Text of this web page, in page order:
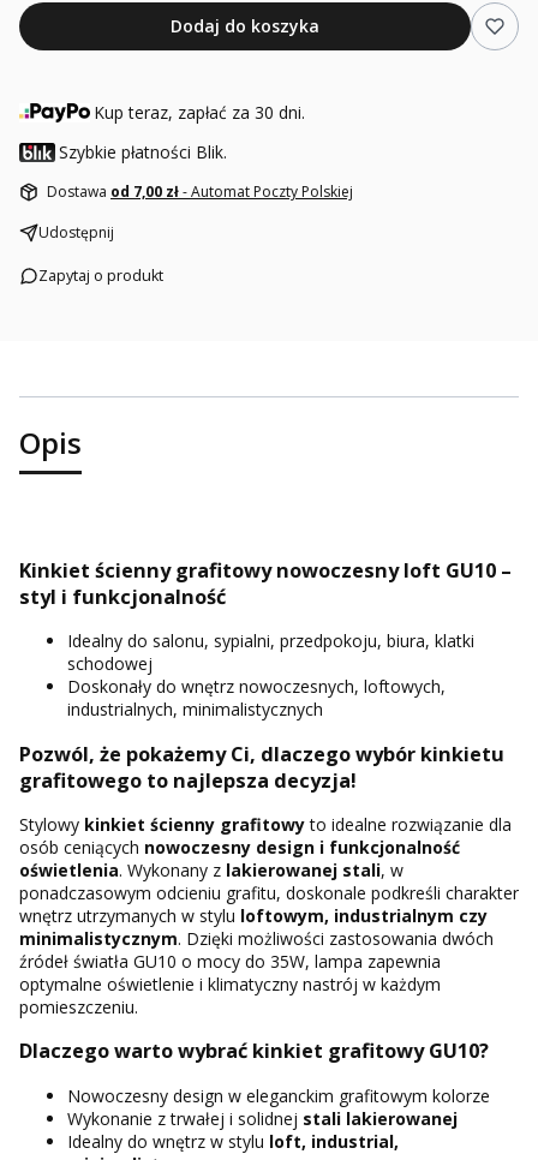
Dodaj do koszyka
Kup teraz, zapłać za 30 dni.
Szybkie płatności Blik.
Dostawa od 7,00 zł- Automat Poczty Polskiej
Udostępnij
Zapytaj o produkt
Opis
Kinkiet ścienny grafitowy nowoczesny loft GU10 –
styl i funkcjonalność
Idealny do salonu, sypialni, przedpokoju, biura, klatki
schodowej
Doskonały do wnętrz nowoczesnych, loftowych,
industrialnych, minimalistycznych
Pozwól, że pokażemy Ci, dlaczego wybór kinkietu
grafitowego to najlepsza decyzja!
Stylowy kinkiet ścienny grafitowyto idealne rozwiązanie dla
osób ceniących nowoczesny design i funkcjonalność
oświetlenia. Wykonany z lakierowanej stali, w
ponadczasowym odcieniu grafitu, doskonale podkreśli charakter
wnętrz utrzymanych w stylu loftowym, industrialnym czy
minimalistycznym. Dzięki możliwości zastosowania dwóch
źródeł światła GU10 o mocy do 35W, lampa zapewnia
optymalne oświetlenie i klimatyczny nastrój w każdym
pomieszczeniu.
Dlaczego warto wybrać kinkiet grafitowy GU10?
Nowoczesny design w eleganckim grafitowym kolorze
Wykonanie z trwałej i solidnej stali lakierowanej
Idealny do wnętrz w stylu loft, industrial,